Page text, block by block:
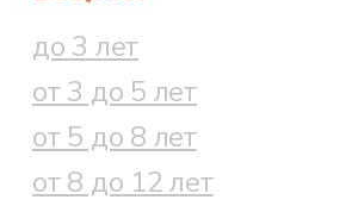
до 3 лет
от 3 до 5 лет
от 5 до 8 лет
от 8 до 12 лет